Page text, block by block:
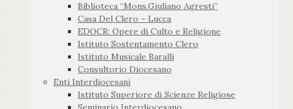
Biblioteca “Mons.Giuliano Agresti”
Casa Del Clero – Lucca
EDOCR: Opere di Culto e Religione
Istituto Sostentamento Clero
Istituto Musicale Baralli
Consultorio Diocesano
Enti Interdiocesani
Istituto Superiore di Scienze Religiose